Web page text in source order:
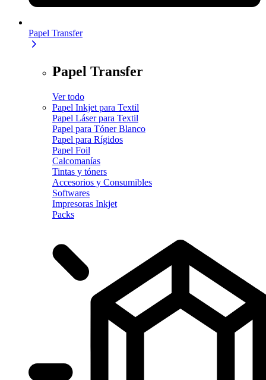
Papel Transfer
Papel Transfer
Ver todo
Papel Inkjet para Textil
Papel Láser para Textil
Papel para Tóner Blanco
Papel para Rígidos
Papel Foil
Calcomanías
Tintas y tóners
Accesorios y Consumibles
Softwares
Impresoras Inkjet
Packs